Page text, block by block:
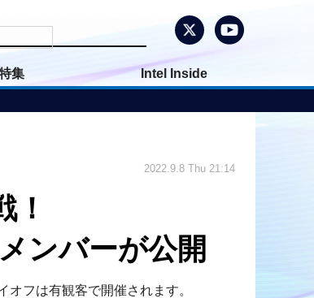
集 Intel Inside
ンバーが公開
フは有観客で開催されます。
2022.9.8 Thu 21:14